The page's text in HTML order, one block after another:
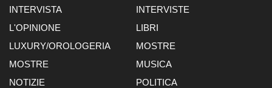
INTERVISTA
INTERVISTE
L'OPINIONE
LIBRI
LUXURY/OROLOGERIA
MOSTRE
MOSTRE
MUSICA
NOTIZIE
POLITICA